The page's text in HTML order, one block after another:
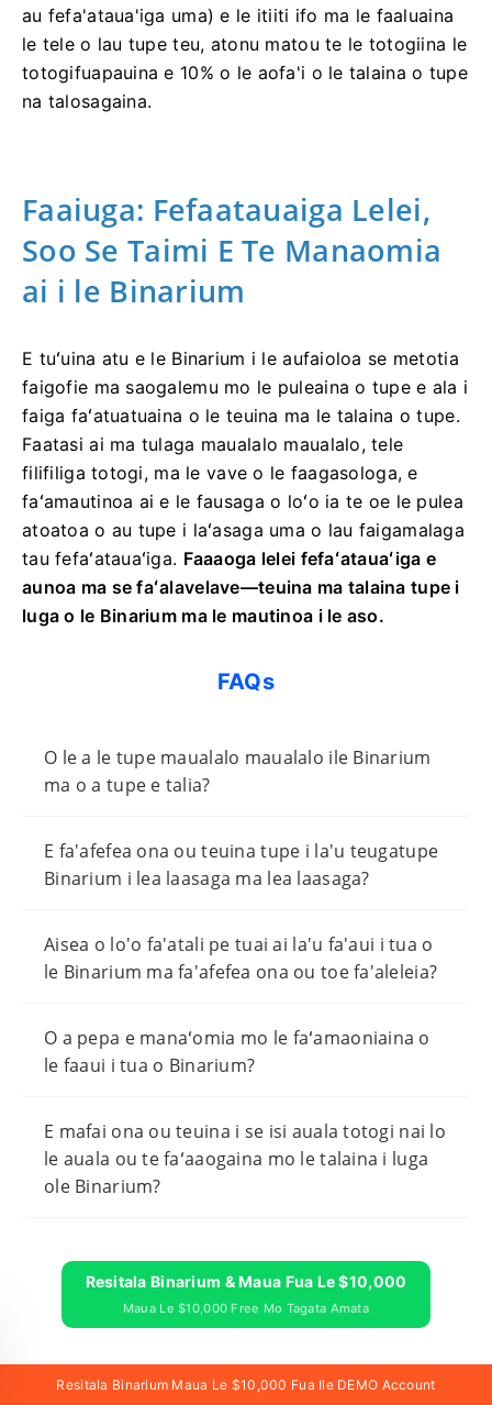
au fefa'ataua'iga uma) e le itiiti ifo ma le faaluaina
le tele o lau tupe teu, atonu matou te le totogiina le
totogifuapauina e 10% o le aofa'i o le talaina o tupe
na talosagaina.
Faaiuga: Fefaatauaiga Lelei,
Soo Se Taimi E Te Manaomia
ai i le Binarium
E tuʻuina atu e le Binarium i le aufaioloa se metotia
faigofie ma saogalemu mo le puleaina o tupe e ala i
faiga faʻatuatuaina o le teuina ma le talaina o tupe.
Faatasi ai ma tulaga maualalo maualalo, tele
filifiliga totogi, ma le vave o le faagasologa, e
faʻamautinoa ai e le fausaga o loʻo ia te oe le pulea
atoatoa o au tupe i laʻasaga uma o lau faigamalaga
tau fefaʻatauaʻiga. Faaaoga lelei fefaʻatauaʻiga e
aunoa ma se faʻalavelave—teuina ma talaina tupe i
luga o le Binarium ma le mautinoa i le aso.
FAQs
O le a le tupe maualalo maualalo ile Binarium
ma o a tupe e talia?
E fa'afefea ona ou teuina tupe i la'u teugatupe
Binarium i lea laasaga ma lea laasaga?
Aisea o lo'o fa'atali pe tuai ai la'u fa'aui i tua o
le Binarium ma fa'afefea ona ou toe fa'aleleia?
O a pepa e manaʻomia mo le faʻamaoniaina o
le faaui i tua o Binarium?
E mafai ona ou teuina i se isi auala totogi nai lo
le auala ou te faʻaaogaina mo le talaina i luga
ole Binarium?
Resitala Binarium & Maua Fua Le $10,000
Maua Le $10,000 Free Mo Tagata Amata
TALA FOU FESOOTAI SILI MAI TUSITALA
Resitala Binarium Maua Le $10,000 Fua Ile DEMO Account